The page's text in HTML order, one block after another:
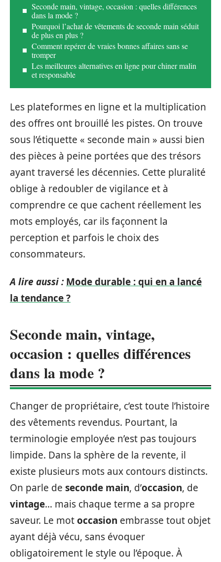
Seconde main, vintage, occasion : quelles différences
dans la mode ?
Pourquoi l’achat de vêtements de seconde main séduit
de plus en plus ?
Comment repérer de vraies bonnes affaires sans se
tromper
Les meilleures alternatives en ligne pour chiner malin
et responsable
Les plateformes en ligne et la multiplication
des offres ont brouillé les pistes. On trouve
sous l’étiquette « seconde main » aussi bien
des pièces à peine portées que des trésors
ayant traversé les décennies. Cette pluralité
oblige à redoubler de vigilance et à
comprendre ce que cachent réellement les
mots employés, car ils façonnent la
perception et parfois le choix des
consommateurs.
A lire aussi : Mode durable : qui en a lancé
la tendance ?
Seconde main, vintage,
occasion : quelles différences
dans la mode ?
Changer de propriétaire, c’est toute l’histoire
des vêtements revendus. Pourtant, la
terminologie employée n’est pas toujours
limpide. Dans la sphère de la revente, il
existe plusieurs mots aux contours distincts.
On parle de seconde main, d’occasion, de
vintage… mais chaque terme a sa propre
saveur. Le motoccasion embrasse tout objet
ayant déjà vécu, sans évoquer
obligatoirement le style ou l’époque. À